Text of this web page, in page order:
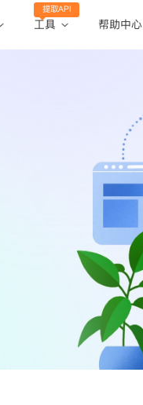
工具
提取API
帮助中心